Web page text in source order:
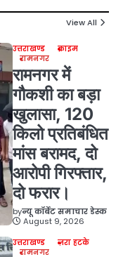
View All
उत्तराखण्ड
क्राइम
रामनगर
रामनगर में
गौकशी का बड़ा
खुलासा, 120
किलो प्रतिबंधित
मांस बरामद, दो
आरोपी गिरफ्तार,
दो फरार।
byन्यू कॉर्बेट समाचार डेस्क
August 9, 2026
उत्तराखण्ड
ज़रा हटके
रामनगर